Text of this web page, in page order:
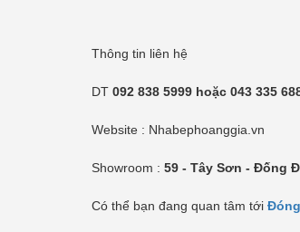
Thông tin liên hệ
DT 092 838 5999 hoặc 043 335
Website : Nhabephoanggia.vn
Showroom : 59 - Tây Sơn - Đống
Có thể bạn đang quan tâm tới